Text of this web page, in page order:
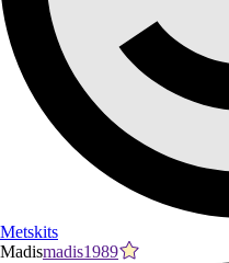
Metskits
Madismadis1989